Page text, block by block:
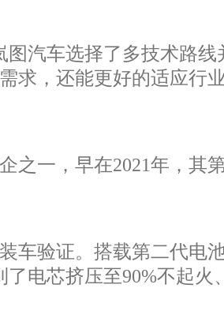
汽车选择了多技术路线
求，还能更好的适应行
一，早在2021年，其
验证。搭载第二代电
电芯挤压至90%不起火